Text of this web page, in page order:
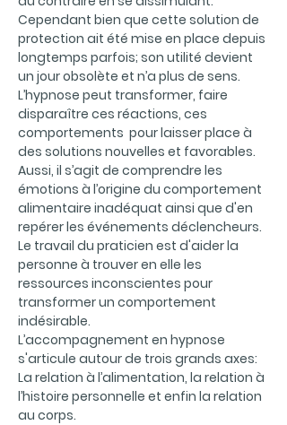
Cependant bien que cette solution de
protection ait été mise en place depuis
longtemps parfois; son utilité devient
un jour obsolète et n’a plus de sens.
L’hypnose peut transformer, faire
disparaître ces réactions, ces
comportements pour laisser place à
des solutions nouvelles et favorables.
Aussi, il s’agit de comprendre les
émotions à l’origine du comportement
alimentaire inadéquat ainsi que d'en
repérer les événements déclencheurs.
Le travail du praticien est d'aider la
personne à trouver en elle les
ressources inconscientes pour
transformer un comportement
indésirable.
L’accompagnement en hypnose
s'articule autour de trois grands axes:
La relation à l’alimentation, la relation à
l’histoire personnelle et enfin la relation
au corps.